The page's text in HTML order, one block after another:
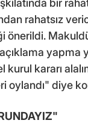
rahatsız
önerildi.
yapma
kararı
oylandı" diye